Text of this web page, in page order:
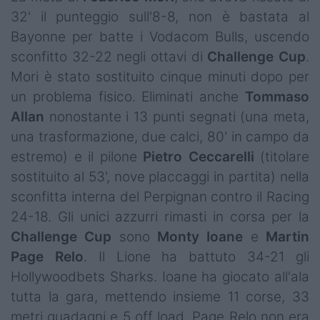
Campionati
Serie A
Serie B
Serie C
Femminile
Giovanili
Coppa Italia
Minirugby
Eventi
Top10
32' il punteggio sull'8-8, non è bastata al
Bayonne per batte i Vodacom Bulls, uscendo
sconfitto 32-22 negli ottavi di Challenge Cup.
Mori è stato sostituito cinque minuti dopo per
un problema fisico. Eliminati anche Tommaso
Allan nonostante i 13 punti segnati (una meta,
una trasformazione, due calci, 80' in campo da
estremo) e il pilone Pietro Ceccarelli (titolare
sostituito al 53', nove placcaggi in partita) nella
sconfitta interna del Perpignan contro il Racing
24-18. Gli unici azzurri rimasti in corsa per la
Challenge Cup sono Monty Ioane e Martin
Page
Relo. Il Lione ha battuto 34-21 gli
Hollywoodbets Sharks. Ioane ha giocato all'ala
tutta la gara, mettendo insieme 11 corse, 33